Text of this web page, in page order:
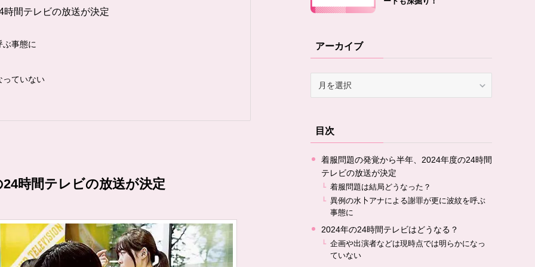
間テレビの放送が決定
事態に
っていない
時間テレビの放送が決定
アーカイブ
ブ目次
着服問題の発覚から半年、2024年度の24時間
テレビの放送が決定
着服問題は結局どうなった？
異例の水卜アナによる謝罪が更に波紋を呼ぶ
事態に
2024年の24時間テレビはどうなる？
企画や出演者などは現時点では明らかになっ
ていない